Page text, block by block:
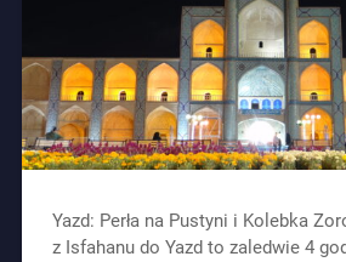
Yazd: Perła na Pustyni i Kolebka
z Isfahanu do Yazd to zaledwie 4